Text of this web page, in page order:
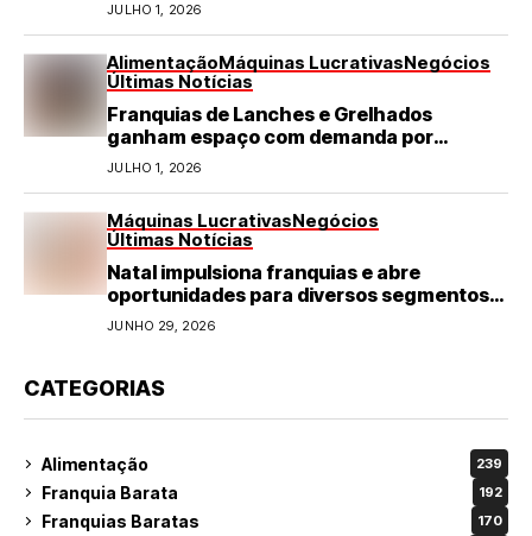
JULHO 1, 2026
AlimentaçãoMáquinas LucrativasNegócios
Últimas Notícias
Franquias de Lanches e Grelhados
ganham espaço com demanda por
refeições rápidas e de qualidade
JULHO 1, 2026
Máquinas LucrativasNegócios
Últimas Notícias
Natal impulsiona franquias e abre
oportunidades para diversos segmentos
do varejo
JUNHO 29, 2026
CATEGORIAS
Alimentação 239
Franquia Barata 192
Franquias Baratas 170